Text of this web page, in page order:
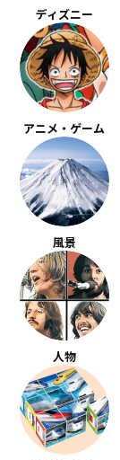
ディズニー
アニメ・ゲーム
風景
人物